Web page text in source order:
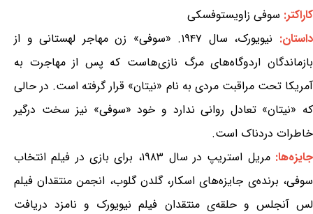
کاراکتر: سوفی زاویستوفسکی
داستان:
نیویورک، سال ۱۹۴۷. «سوفی» زن مهاجر لهستانی و از
بازماندگان اردوگاه‌های مرگ نازی‌هاست که پس از مهاجرت به
آمریکا تحت مراقبت مردی به نام «نیتان» قرار گرفته است. در حالی
که «نیتان» تعادل روانی ندارد و خود «سوفی» نیز سخت درگیر
خاطرات دردناک است.
جایزه‌ها:
مریل استریپ در سال ۱۹۸۳، برای بازی در فیلم انتخاب
سوفی، برنده‌ی جایزه‌های اسکار، گلدن گلوب، انجمن منتقدان فیلم
لس آنجلس و حلقه‌ی منتقدان فیلم نیویورک و نامزد دریافت